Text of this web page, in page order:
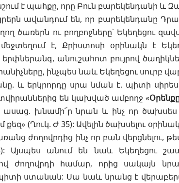
է պահքը, որը Բուն բարեկենդանի և
ավանդում են, որ բարեկենդանը
ծառերն ու բողբոջները՝ Եկեղեցու
է, Քրիստոսի օրինակն է
անուշահոտ բույրով
ինչպես նաև Եկեղեցու սուրբ
և երկրորդը սրա նման է. պիտի սիրես
են կախված ամբողջ «
ասաց. խնամի՜ր նրան և ինչ որ ծախսես
քեզ» (Ղուկ. Ժ 35): Ավելին ծախսելու
ժողովրդից ինչ որ բան վերցնելու,
): Այսպես անում են նաև Եկեղեցու
ժողովրդի համար, որից սակայն
ստանան: Սա նաև նրանց է